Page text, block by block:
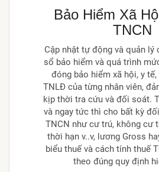
Bảo Hiểm Xã
TNCN
Cập nhật tự động và quản
sổ bảo hiểm và quá trình
đóng bảo hiểm xã hội, y
TNLĐ của từng nhân viên,
kịp thời tra cứu và đối soát.
và ngay tức thì cho bất kỳ
TNCN như cư trú, không cư
thời hạn v..v, lương Gross
biểu thuế và cách tính thuế
theo đúng quy định